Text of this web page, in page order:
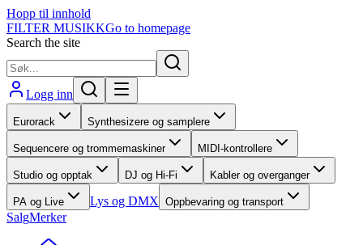
Hopp til innhold
FILTER MUSIKKGo to homepage
Search the site
Logg inn
Eurorack Synthesizere og samplere
Sequencere og trommemaskiner MIDI-kontrollere
Studio og opptak DJ og Hi-Fi Kabler og overganger
PA og Live Lys og DMX Oppbevaring og transport
SalgMerker